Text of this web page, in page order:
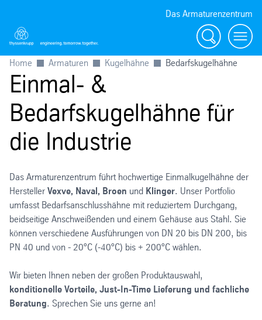
Das Armaturenzentrum
Suche
Menü
Home Armaturen Kugelhähne Bedarfskugelhähne
Einmal- &
Bedarfskugelhähne für
die Industrie
Das Armaturenzentrum führt hochwertige Einmalkugelhähne der
Hersteller Vexve, Naval, Broen und Klinger. Unser Portfolio
umfasst Bedarfsanschlusshähne mit reduziertem Durchgang,
beidseitige Anschweißenden und einem Gehäuse aus Stahl. Sie
können verschiedene Ausführungen von DN 20 bis DN 200, bis
PN 40 und von - 20°C (-40°C) bis + 200°C wählen.
Wir bieten Ihnen neben der großen Produktauswahl,
konditionelle Vorteile, Just-In-Time Lieferung und fachliche
Beratung. Sprechen Sie uns gerne an!